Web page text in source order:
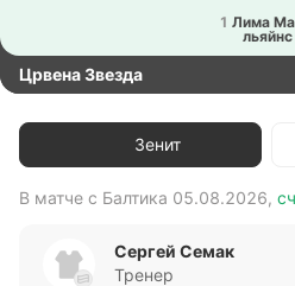
1 Лима
льяйнс
Црвена Звезда
Зенит
В матче с Балтика 05.08.2026,
Сергей Семак
Тренер